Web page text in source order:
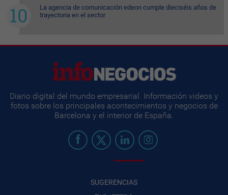
La agencia de comunicación edeon cumple dieciséis años de
trayectoria en el sector
Diario digital del mundo empresarial. Información videos y
fotos sobre los principales acontecimientos y negocios de
Barcelona y el interior de España.
SUGERENCIAS